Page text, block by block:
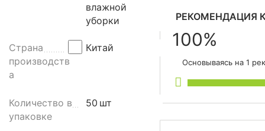
в
о
д
влажной
уборки
Страна
производств
а
Китай
Количество в
упаковке
50 шт
РЕКОМЕНДАЦИЯ
100%
Основываясь на 1